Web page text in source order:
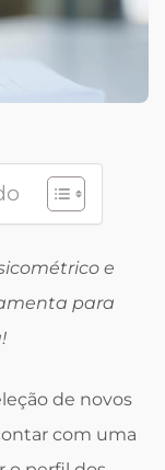
e
para
de novos
com uma